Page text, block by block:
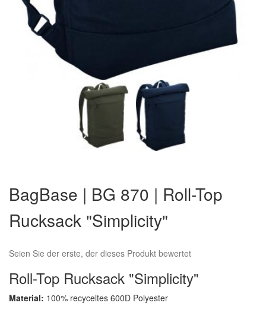
der
Bildergalerie
springen
BagBase | BG 870 | Roll-Top
Rucksack "Simplicity"
Seien Sie der erste, der dieses Produkt bewertet
Roll-Top Rucksack "Simplicity"
Material: 100% recyceltes 600D Polyester